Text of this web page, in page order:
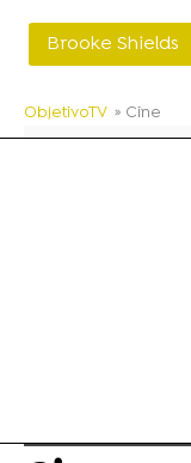
Brooke Shields
ObjetivoTV » Cine